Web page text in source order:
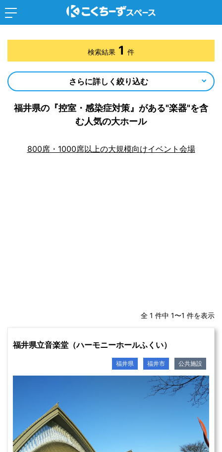
福井県の『控室・感染症対策』がある"楽器"を含
む人気の大ホール
800席・1000席以上の大規模向けイベント会場
全 1 件中 1〜1 件を表示
福井県立音楽堂（ハーモニーホールふくい）
福井県 福井市 公共施設
検索結果 1 件
さらに詳しく絞り込む